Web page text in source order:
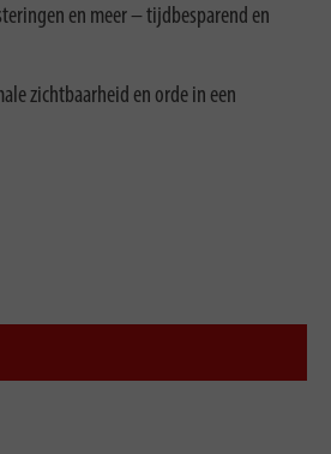
en meer – tijdbesparend en
zichtbaarheid en orde in een